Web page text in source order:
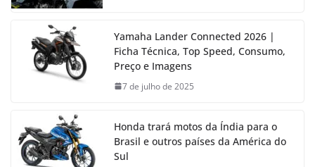
Yamaha Lander Connected 2026 |
Ficha Técnica, Top Speed, Consumo,
Preço e Imagens
7 de julho de 2025
Honda trará motos da Índia para o
Brasil e outros países da América do
Sul